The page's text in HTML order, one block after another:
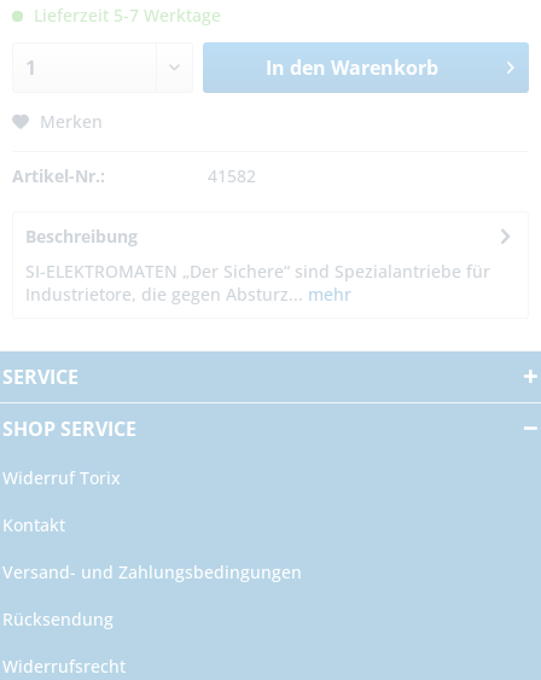
Lieferzeit 5-7 Werktage
In den Warenkorb
Merken
Artikel-Nr.: 41582
Beschreibung
SI-ELEKTROMATEN „Der Sichere“ sind Spezialantriebe für
Industrietore, die gegen Absturz... mehr
SERVICE
SHOP SERVICE
Widerruf Torix
Kontakt
Versand- und Zahlungsbedingungen
Rücksendung
Widerrufsrecht